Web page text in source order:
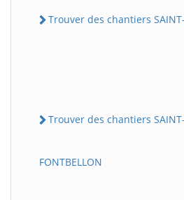
Trouver des chantiers SAINT-
Trouver des chantiers
FONTBELLON